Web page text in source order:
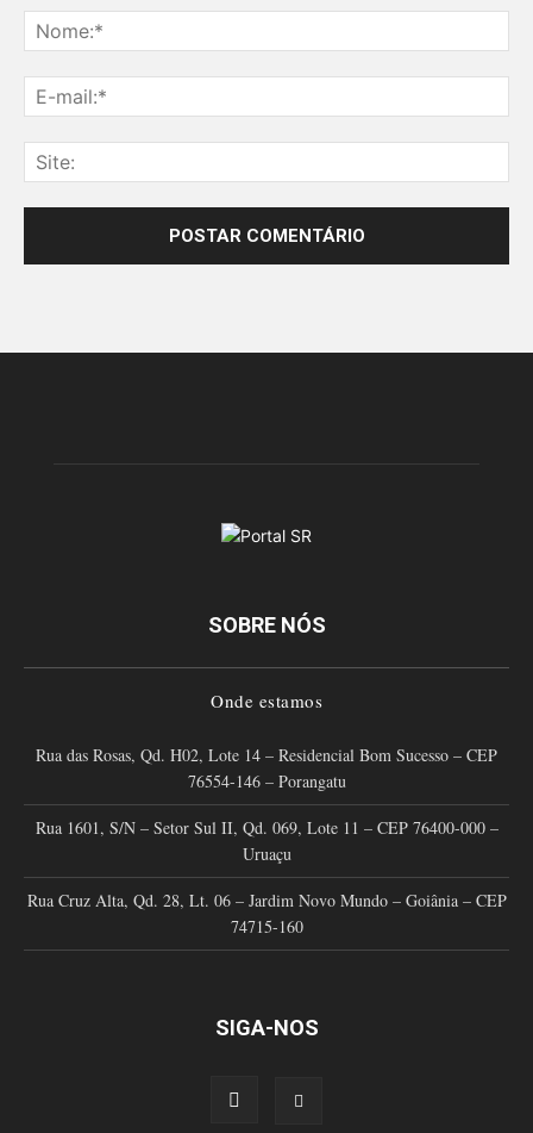
SOBRE NÓS
Onde estamos
Rua das Rosas, Qd. H02, Lote 14 – Residencial Bom Sucesso – CEP
76554-146 – Porangatu
Rua 1601, S/N – Setor Sul II, Qd. 069, Lote 11 – CEP 76400-000 –
Uruaçu
Rua Cruz Alta, Qd. 28, Lt. 06 – Jardim Novo Mundo – Goiânia – CEP
74715-160
SIGA-NOS